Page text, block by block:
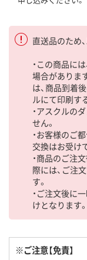
直送品のため
・この商品に
場合がありま
は、商品到着
ルにて印刷す
・アスクルの
せん。
・お客様のご
交換はお受け
・商品のご注
際には、ご注
す。
・ご注文後に
けとなります。
※ご注意【免責】